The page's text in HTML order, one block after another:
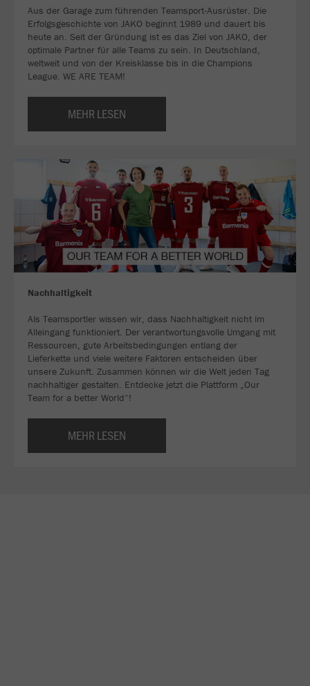
Aus der Garage zum führenden Teamsport-Ausrüster. Die
Erfolgsgeschichte von JAKO beginnt 1989 und dauert bis
heute an. Seit der Gründung ist es das Ziel von JAKO, der
optimale Partner für alle Teams zu sein. In Deutschland,
weltweit und von der Kreisklasse bis in die Champions
League. WE ARE TEAM!
MEHR LESEN
Nachhaltigkeit
Als Teamsportler wissen wir, dass Nachhaltigkeit nicht im
Alleingang funktioniert. Der verantwortungsvolle Umgang mit
Ressourcen, gute Arbeitsbedingungen entlang der
Lieferkette und viele weitere Faktoren entscheiden über
unsere Zukunft. Zusammen können wir die Welt jeden Tag
nachhaltiger gestalten. Entdecke jetzt die Plattform „Our
Team for a better World“!
MEHR LESEN